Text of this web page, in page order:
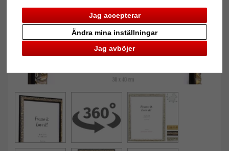
Jag accepterar
Jag avböjer
Ändra mina inställningar